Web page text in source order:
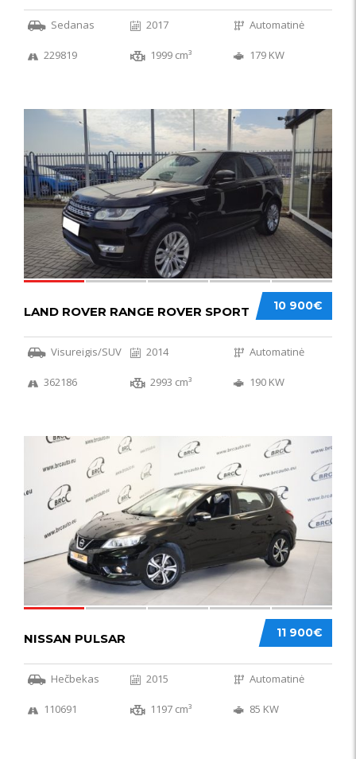
Sedanas 2017 Automatinė
229819 1999 cm³ 179 KW
10 900€
LAND ROVER RANGE ROVER SPORT
Visureigis/SUV 2014 Automatinė
362186 2993 cm³ 190 KW
11 900€
NISSAN PULSAR
Hečbekas 2015 Automatinė
110691 1197 cm³ 85 KW